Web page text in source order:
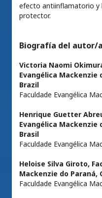
efecto antiinflamatorio y
protector.
Biografía del autor/a
Victoria Naomi
Evangélica Mackenzie
Brazil
Faculdade Evangélica
Henrique Guetter
Evangélica Mackenzie
Brasil
Faculdade Evangélica
Heloise Silva Giroto,
Mackenzie do Paraná,
Faculdade Evangélica